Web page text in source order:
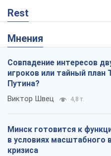
Rest
Мнения
Совпадение интересов
игроков или тайный план
Путина?
Виктор Швец 4,8 т.
Минск готовится к
в условиях масштабного
кризиса